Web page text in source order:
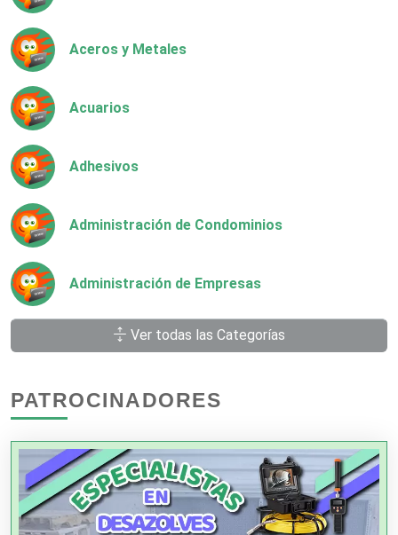
Aceros y Metales
Acuarios
Adhesivos
Administración de Condominios
Administración de Empresas
Agencias Aduanales
Agencias de Autos
Agencias de Cobranza
Agencias de Colocación
Ver todas las Categorías
PATROCINADORES